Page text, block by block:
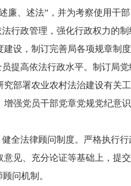
廉、述法”，并为考察使用干
行政管理，强化行政权力的制
设，制订完善局各项规章制度
提高依法行政水平。 制订局
部署农业农村法治建设有关
强党员干部党章党规党纪意
全法律顾问制度。
严格执行
见、充分论证等基础上，提
问机制。